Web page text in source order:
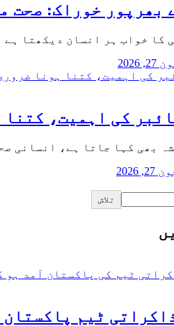
بھرپور خوراک: صحت
کا خواب ہر انسان دیکھتا
2026
کی اہمیت،
بھی کہا جاتا ہے، انسانی
27, 2026
تلاش
ٹیم